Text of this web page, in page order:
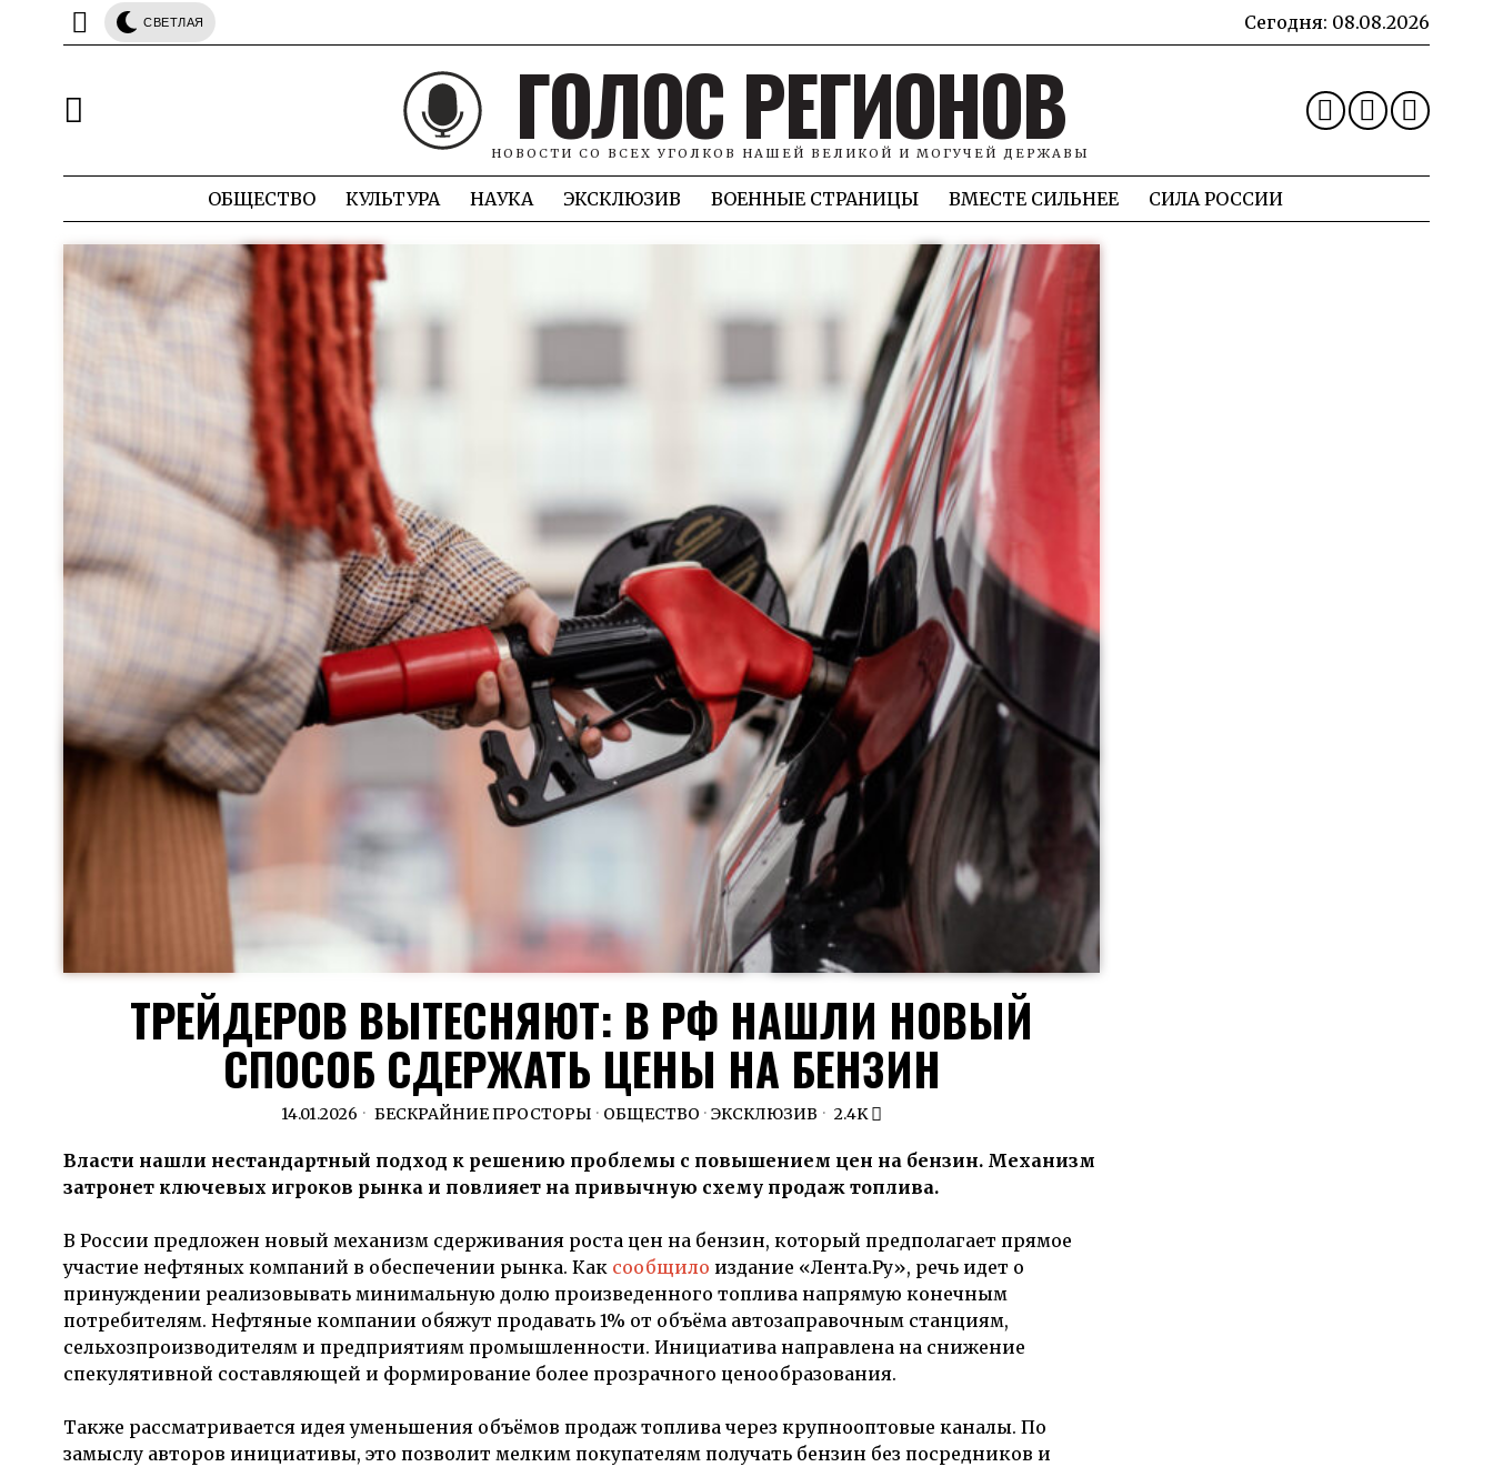
СВЕТЛАЯ Сегодня: 08.08.2026
ГОЛОС РЕГИОНОВ
НОВОСТИ СО ВСЕХ УГОЛКОВ НАШЕЙ ВЕЛИКОЙ И МОГУЧЕЙ ДЕРЖАВЫ
ОБЩЕСТВО КУЛЬТУРА НАУКА ЭКСКЛЮЗИВ ВОЕННЫЕ СТРАНИЦЫ ВМЕСТЕ СИЛЬНЕЕ СИЛА РОССИИ
ТРЕЙДЕРОВ ВЫТЕСНЯЮТ: В РФ НАШЛИ НОВЫЙ
СПОСОБ СДЕРЖАТЬ ЦЕНЫ НА БЕНЗИН
14.01.2026 БЕСКРАЙНИЕ ПРОСТОРЫ · ОБЩЕСТВО · ЭКСКЛЮЗИВ 2.4K
Власти нашли нестандартный подход к решению проблемы с повышением цен на бензин. Механизм
затронет ключевых игроков рынка и повлияет на привычную схему продаж топлива.
В России предложен новый механизм сдерживания роста цен на бензин, который предполагает прямое
участие нефтяных компаний в обеспечении рынка. Как сообщило издание «Лента.Ру», речь идет о
принуждении реализовывать минимальную долю произведенного топлива напрямую конечным
потребителям. Нефтяные компании обяжут продавать 1% от объёма автозаправочным станциям,
сельхозпроизводителям и предприятиям промышленности. Инициатива направлена на снижение
спекулятивной составляющей и формирование более прозрачного ценообразования.
Также рассматривается идея уменьшения объёмов продаж топлива через крупнооптовые каналы. По
замыслу авторов инициативы, это позволит мелким покупателям получать бензин без посредников и